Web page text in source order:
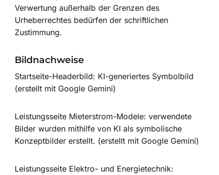
Verwertung außerhalb der Grenzen des
Urheberrechtes bedürfen der schriftlichen
Zustimmung.
Bildnachweise
Startseite-Headerbild: KI-generiertes Symbolbild
(erstellt mit Google Gemini)
Leistungsseite Mieterstrom-Modele: verwendete
Bilder wurden mithilfe von KI als symbolische
Konzeptbilder erstellt. (erstellt mit Google Gemini)
Leistungsseite Elektro- und Energietechnik: